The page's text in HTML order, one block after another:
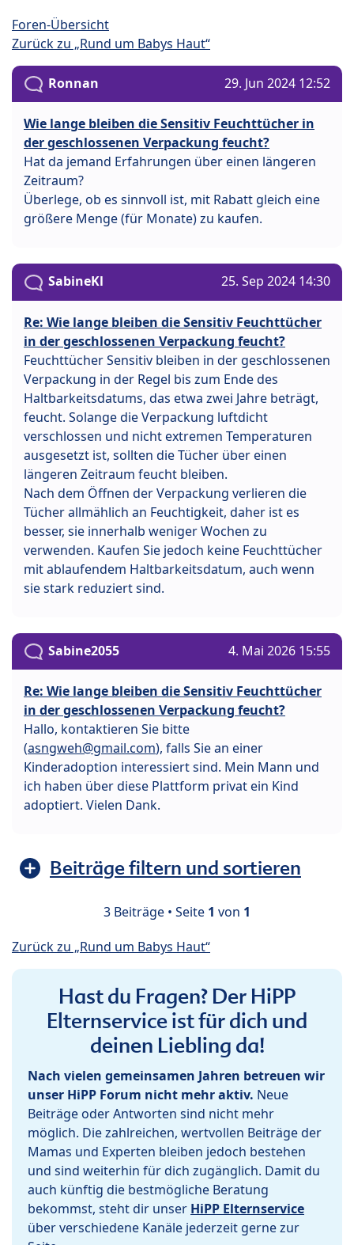
Foren-Übersicht
Zurück zu „Rund um Babys Haut“
Ronnan 29. Jun 2024 12:52
Wie lange bleiben die Sensitiv Feuchttücher in
der geschlossenen Verpackung feucht?
Hat da jemand Erfahrungen über einen längeren
Zeitraum?
Überlege, ob es sinnvoll ist, mit Rabatt gleich eine
größere Menge (für Monate) zu kaufen.
SabineKl 25. Sep 2024 14:30
Re: Wie lange bleiben die Sensitiv Feuchttücher
in der geschlossenen Verpackung feucht?
Feuchttücher Sensitiv bleiben in der geschlossenen
Verpackung in der Regel bis zum Ende des
Haltbarkeitsdatums, das etwa zwei Jahre beträgt,
feucht. Solange die Verpackung luftdicht
verschlossen und nicht extremen Temperaturen
ausgesetzt ist, sollten die Tücher über einen
längeren Zeitraum feucht bleiben.
Nach dem Öffnen der Verpackung verlieren die
Tücher allmählich an Feuchtigkeit, daher ist es
besser, sie innerhalb weniger Wochen zu
verwenden. Kaufen Sie jedoch keine Feuchttücher
mit ablaufendem Haltbarkeitsdatum, auch wenn
sie stark reduziert sind.
Sabine2055 4. Mai 2026 15:55
Re: Wie lange bleiben die Sensitiv Feuchttücher
in der geschlossenen Verpackung feucht?
Hallo, kontaktieren Sie bitte
(asngweh@gmail.com), falls Sie an einer
Kinderadoption interessiert sind. Mein Mann und
ich haben über diese Plattform privat ein Kind
adoptiert. Vielen Dank.
Beiträge filtern und sortieren
3 Beiträge • Seite 1 von 1
Zurück zu „Rund um Babys Haut“
Hast du Fragen? Der HiPP
Elternservice ist für dich und
deinen Liebling da!
Nach vielen gemeinsamen Jahren betreuen wir
unser HiPP Forum nicht mehr aktiv. Neue
Beiträge oder Antworten sind nicht mehr
möglich. Die zahlreichen, wertvollen Beiträge der
Mamas und Experten bleiben jedoch bestehen
und sind weiterhin für dich zugänglich. Damit du
auch künftig die bestmögliche Beratung
bekommst, steht dir unser HiPP Elternservice
über verschiedene Kanäle jederzeit gerne zur